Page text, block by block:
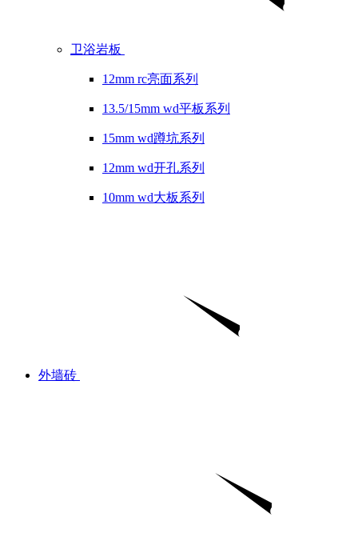
卫浴岩板
12mm rc亮面系列
13.5/15mm wd平板系列
15mm wd蹲坑系列
12mm wd开孔系列
10mm wd大板系列
外墙砖